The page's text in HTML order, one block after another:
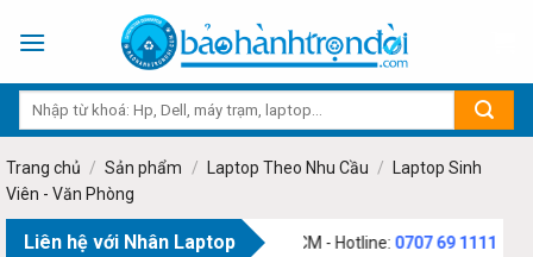
Trang chủ / Sản phẩm / Laptop Theo Nhu Cầu /
Laptop Sinh
Viên - Văn Phòng
Liên hệ với Nhân Laptop
Bạch, Phường Tân Sơn, TP.HCM - Hotline:0707 69 1111